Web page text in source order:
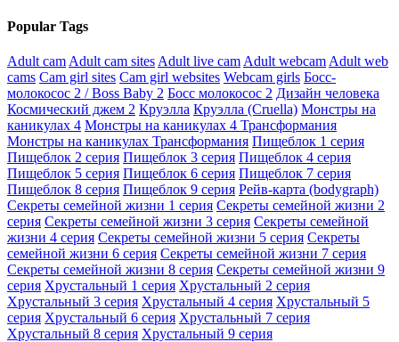
Popular Tags
Adult cam Adult cam sites Adult live cam Adult webcam Adult web
cams Cam girl sites Cam girl websites Webcam girls Босс-
молокосос 2 / Boss Baby 2 Босс молокосос 2 Дизайн человека
Космический джем 2 Круэлла Круэлла (Cruella) Монстры на
каникулах 4 Монстры на каникулах 4 Трансформания
Монстры на каникулах Трансформания Пищеблок 1 серия
Пищеблок 2 серия Пищеблок 3 серия Пищеблок 4 серия
Пищеблок 5 серия Пищеблок 6 серия Пищеблок 7 серия
Пищеблок 8 серия Пищеблок 9 серия Рейв-карта (bodygraph)
Секреты семейной жизни 1 серия Секреты семейной жизни 2
серия Секреты семейной жизни 3 серия Секреты семейной
жизни 4 серия Секреты семейной жизни 5 серия Секреты
семейной жизни 6 серия Секреты семейной жизни 7 серия
Секреты семейной жизни 8 серия Секреты семейной жизни 9
серия Хрустальный 1 серия Хрустальный 2 серия
Хрустальный 3 серия Хрустальный 4 серия Хрустальный 5
серия Хрустальный 6 серия Хрустальный 7 серия
Хрустальный 8 серия Хрустальный 9 серия